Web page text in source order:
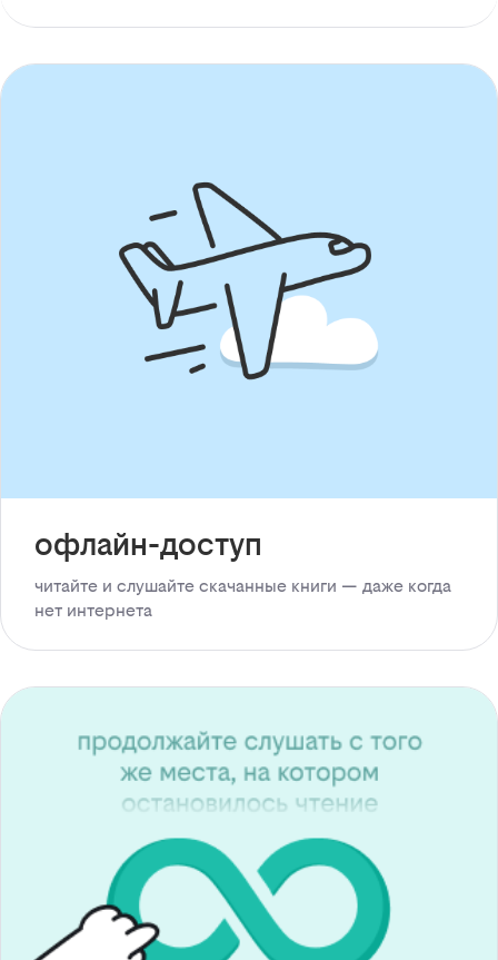
офлайн-доступ
читайте и слушайте скачанные книги — даже когда
нет интернета